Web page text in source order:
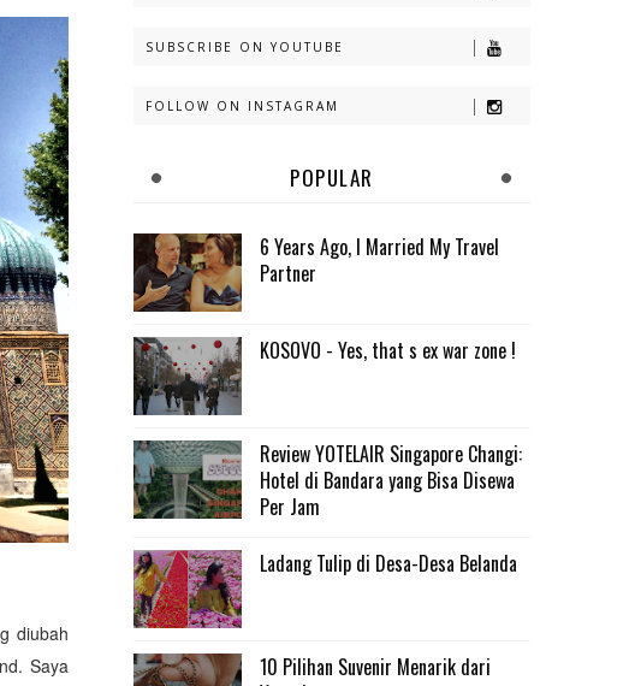
diubah
Saya
SUBSCRIBE ON YOUTUBE
FOLLOW ON INSTAGRAM
POPULAR
6 Years Ago, I Married My Travel
Partner
KOSOVO - Yes, that s ex war zone !
Review YOTELAIR Singapore Changi:
Hotel di Bandara yang Bisa Disewa
Per Jam
Ladang Tulip di Desa-Desa Belanda
10 Pilihan Suvenir Menarik dari